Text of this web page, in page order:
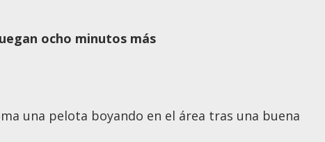
ocho minutos más
una pelota boyando en el área tras una buena